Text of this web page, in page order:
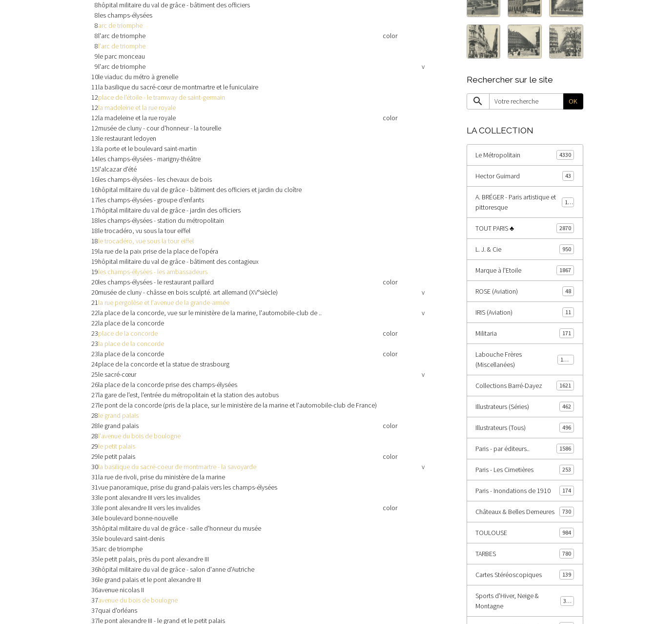
8hôpital militaire du val de grâce - bâtiment des officiers
8les champs-élysées
8arc de triomphe
8l'arc de triomphe
color
8l'arc de triomphe
9le parc monceau
9l'arc de triomphe
v
10le viaduc du métro à grenelle
11la basilique du sacré-cœur de montmartre et le funiculaire
12place de l'étoile - le tramway de saint-germain
12la madeleine et la rue royale
12la madeleine et la rue royale
color
12musée de cluny - cour d'honneur - la tourelle
13le restaurant ledoyen
13la porte et le boulevard saint-martin
14les champs-élysées - marigny-théâtre
15l'alcazar d'été
16les champs-élysées - les chevaux de bois
16hôpital militaire du val de grâce - bâtiment des officiers et jardin du cloître
17les champs-élysées - groupe d'enfants
17hôpital militaire du val de grâce - jardin des officiers
18les champs-élysées - station du métropolitain
18le trocadéro, vu sous la tour eiffel
18le trocadéro, vue sous la tour eiffel
19la rue de la paix prise de la place de l'opéra
19hôpital militaire du val de grâce - bâtiment des contagieux
19les champs-élysées - les ambassadeurs
20les champs-élysées - le restaurant paillard
color
20musée de cluny - châsse en bois sculpté. art allemand (XV°siècle)
v
21la rue pergolèse et l'avenue de la grande-armée
22la place de la concorde, vue sur le ministère de la marine, l'automobile-club de ..
v
22la place de la concorde
23place de la concorde
color
23la place de la concorde
23la place de la concorde
color
24place de la concorde et la statue de strasbourg
25le sacré-cœur
v
26la place de la concorde prise des champs-élysées
27la gare de l'est, l'entrée du métropolitain et la station des autobus
27le pont de la concorde (pris de la place, sur le ministère de la marine et l'automobile-club de France)
28le grand palais
28le grand palais
color
28l'avenue du bois de boulogne
29le petit palais
29le petit palais
color
30la basilique du sacré-coeur de montmartre - la savoyarde
v
31la rue de rivoli, prise du ministère de la marine
31vue panoramique, prise du grand-palais vers les champs-élysées
33le pont alexandre III vers les invalides
33le pont alexandre III vers les invalides
color
34le boulevard bonne-nouvelle
35hôpital militaire du val de grâce - salle d'honneur du musée
35le boulevard saint-denis
35arc de triomphe
35le petit palais, près du pont alexandre III
36hôpital militaire du val de grâce - salon d'anne d'Autriche
36le grand palais et le pont alexandre III
36avenue nicolas II
37avenue du bois de boulogne
37quai d'orléans
37le pont alexandre III - le grand et le petit palais
Rechercher sur le site
OK
LA COLLECTION
Le Métropolitain 4330
Hector Guimard 43
A. BRÉGER - Paris artistique et
pittoresque
185
TOUT PARIS ♣ 2870
L. J. & Cie 950
Marque à l'Etoile 1867
ROSE (Aviation) 48
IRIS (Aviation) 11
Militaria 171
Labouche Frères
(Miscellanées)
1402
Collections Barré-Dayez 1621
Illustrateurs (Séries) 462
Illustrateurs (Tous) 496
Paris - par éditeurs.. 1586
Paris - Les Cimetières 253
Paris - Inondations de 1910 174
Châteaux & Belles Demeures 730
TOULOUSE 984
TARBES 780
Cartes Stéréoscopiques 139
Sports d'Hiver, Neige &
Montagne
343